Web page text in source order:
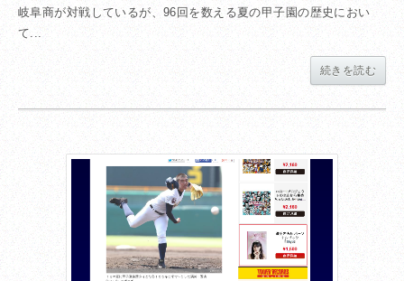
岐阜商が対戦しているが、96回を数える夏の甲子園の歴史におい
て...
続きを読む